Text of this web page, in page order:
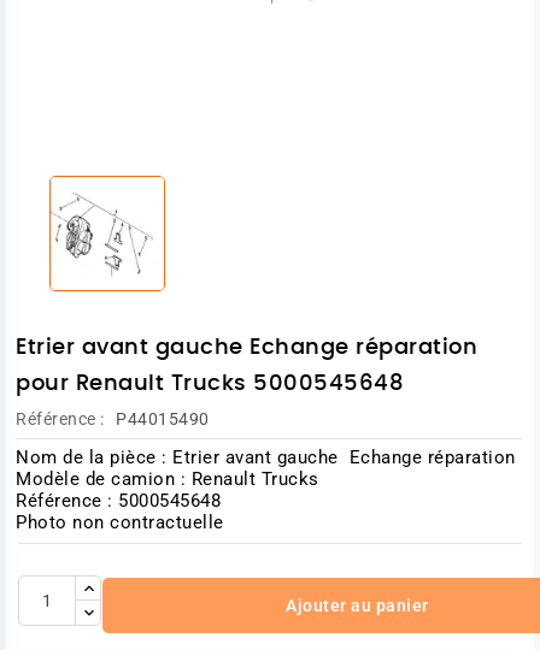
Etrier avant gauche Echange réparation
pour Renault Trucks 5000545648
Référence : P44015490
Nom de la pièce : Etrier avant gauche Echange réparation
Modèle de camion : Renault Trucks
Référence : 5000545648
Photo non contractuelle
Ajouter au panier